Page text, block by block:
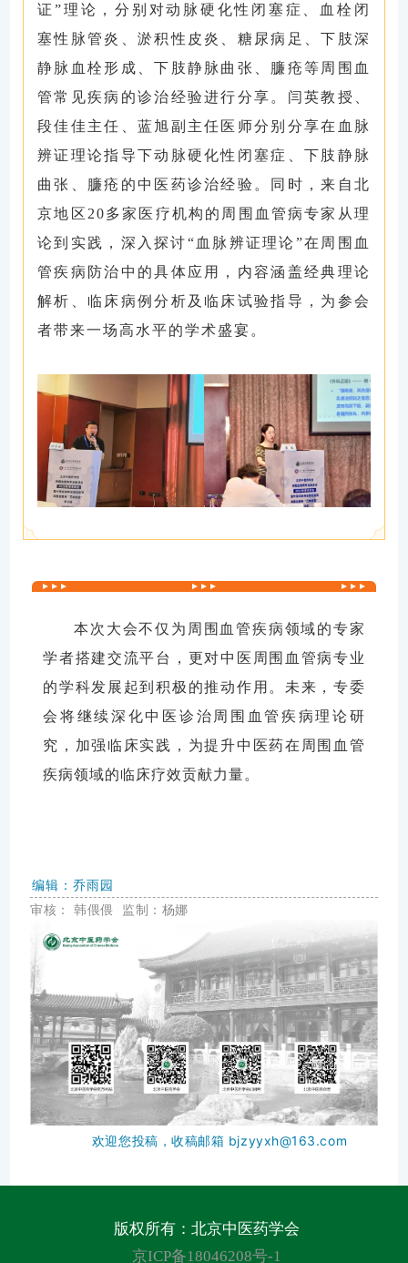
证”理论，分别对动脉硬化性闭塞症、
血栓 闭
塞性脉管炎、 淤积性皮炎、糖尿病足、下肢深
静脉血栓形成、下肢静脉曲张、臁疮等周围血
管常见疾病的诊治经验进行分享。 闫英教授、
段佳佳主任、蓝旭副主任医师分别分享在血脉
辨证理论指导下动脉硬化性闭塞症、下肢静脉
曲张、臁疮的中医药诊治经验。 同时，来自北
京地区 20多家 医疗机构 的周围血管病专家从理
论到实践，深入探讨“血脉辨证理论”在周围血
管疾病防治中的具体应用，内容涵盖经典理论
解析、临床病例分析及临床试验指导，为参会
者带来一场高水平的学术盛宴。
本次大会不仅为周围血管疾病领域的专家
学者搭建交流平台，更对中医周围血管病专业
的学科发展起到积极的推动作用。未来，专委
会 将继续深化中医诊治周围血管疾病理论研
究，加强临床实践，为提升中医药在周围血管
疾病领域的临床疗效贡献力量。
编辑：乔雨园
审核：韩偎偎 监制：杨娜
欢迎您投稿，收稿邮箱 bjzyyxh@163.com
版权所有：北京中医药学会
京ICP备18046208号-1